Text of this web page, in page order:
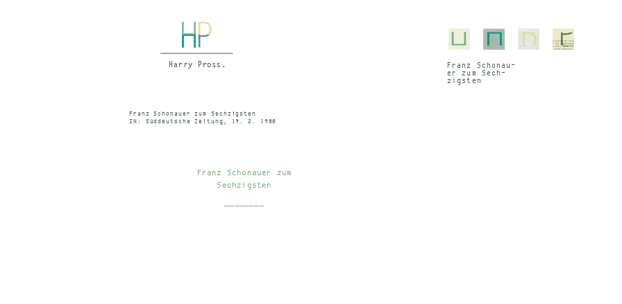
Franz Scho­nau­
er zum Sech­
zigs­ten
Franz Schonauer zum Sechzigsten
IN: Süddeutsche Zeitung, 19. 2. 1980
Franz Schonauer zum
Sechzigsten